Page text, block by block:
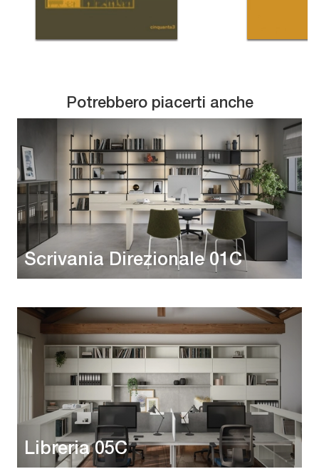
Potrebbero piacerti anche
Scrivania Direzionale 01C
Libreria 05C